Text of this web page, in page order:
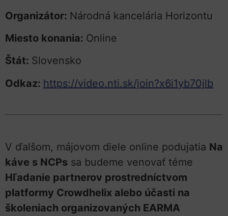
Organizátor: Národná kancelária Horizontu
Miesto konania: Online
Štát: Slovensko
Odkaz: https://video.nti.sk/join?x6i1yb70jlb
V ďalšom, májovom diele online podujatia Na
káve s NCPs sa budeme venovať téme
Hľadanie partnerov prostredníctvom
platformy Crowdhelix alebo účasti na
školeniach organizovaných EARMA